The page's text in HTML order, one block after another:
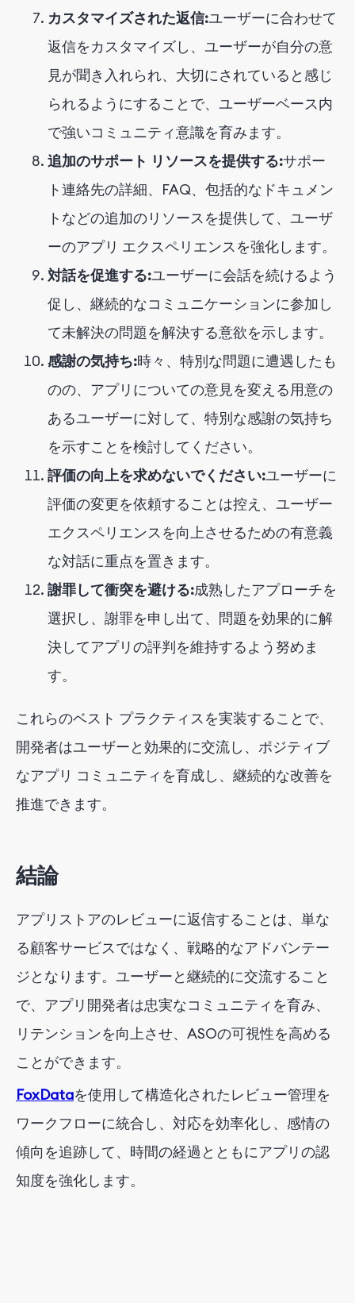
カスタマイズされた返信:ユーザーに合わせて
返信をカスタマイズし、ユーザーが自分の意
見が聞き入れられ、大切にされていると感じ
られるようにすることで、ユーザーベース内
で強いコミュニティ意識を育みます。
追加のサポート リソースを提供する:サポー
ト連絡先の詳細、FAQ、包括的なドキュメン
トなどの追加のリソースを提供して、ユーザ
ーのアプリ エクスペリエンスを強化します。
対話を促進する:ユーザーに会話を続けるよう
促し、継続的なコミュニケーションに参加し
て未解決の問題を解決する意欲を示します。
感謝の気持ち:時々、特別な問題に遭遇したも
のの、アプリについての意見を変える用意の
あるユーザーに対して、特別な感謝の気持ち
を示すことを検討してください。
評価の向上を求めないでください:ユーザーに
評価の変更を依頼することは控え、ユーザー
エクスペリエンスを向上させるための有意義
な対話に重点を置きます。
謝罪して衝突を避ける:成熟したアプローチを
選択し、謝罪を申し出て、問題を効果的に解
決してアプリの評判を維持するよう努めま
す。
これらのベスト プラクティスを実装することで、
開発者はユーザーと効果的に交流し、ポジティブ
なアプリ コミュニティを育成し、継続的な改善を
推進できます。
結論
アプリストアのレビューに返信することは、単な
る顧客サービスではなく、戦略的なアドバンテー
ジとなります。ユーザーと継続的に交流すること
で、アプリ開発者は忠実なコミュニティを育み、
リテンションを向上させ、ASOの可視性を高める
ことができます。
FoxDataを使用して構造化されたレビュー管理を
ワークフローに統合し、対応を効率化し、感情の
傾向を追跡して、時間の経過とともにアプリの認
知度を強化します。